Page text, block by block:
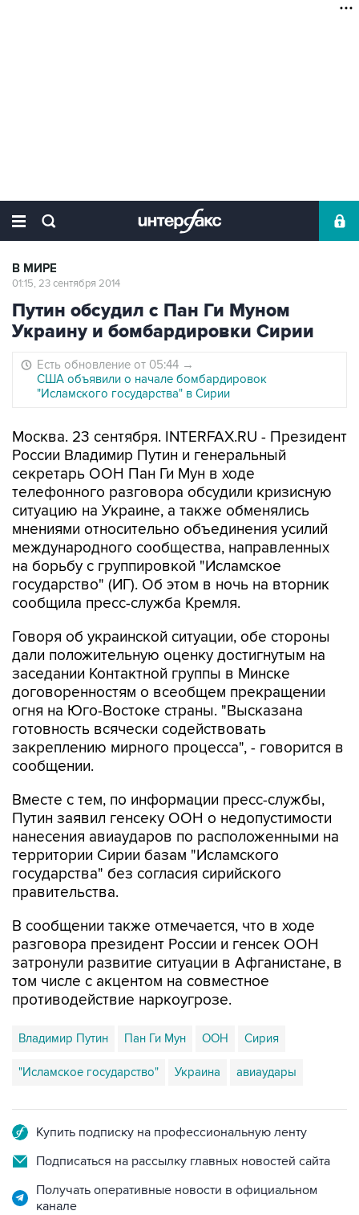
В МИРЕ
01:15, 23 сентября 2014
Путин обсудил с Пан Ги Муном
Украину и бомбардировки Сирии
Есть обновление от 05:44 →
США объявили о начале бомбардировок
"Исламского государства" в Сирии
Москва. 23 сентября. INTERFAX.RU - Президент
России Владимир Путин и генеральный
секретарь ООН Пан Ги Мун в ходе
телефонного разговора обсудили кризисную
ситуацию на Украине, а также обменялись
мнениями относительно объединения усилий
международного сообщества, направленных
на борьбу с группировкой "Исламское
государство" (ИГ). Об этом в ночь на вторник
сообщила пресс-служба Кремля.
Говоря об украинской ситуации, обе стороны
дали положительную оценку достигнутым на
заседании Контактной группы в Минске
договоренностям о всеобщем прекращении
огня на Юго-Востоке страны. "Высказана
готовность всячески содействовать
закреплению мирного процесса", - говорится в
сообщении.
Вместе с тем, по информации пресс-службы,
Путин заявил генсеку ООН о недопустимости
нанесения авиаударов по расположенными на
территории Сирии базам "Исламского
государства" без согласия сирийского
правительства.
В сообщении также отмечается, что в ходе
разговора президент России и генсек ООН
затронули развитие ситуации в Афганистане, в
том числе с акцентом на совместное
противодействие наркоугрозе.
Владимир Путин Пан Ги Мун ООН Сирия
"Исламское государство" Украина авиаудары
Купить подписку на профессиональную ленту
Подписаться на рассылку главных новостей сайта
Получать оперативные новости в официальном
канале